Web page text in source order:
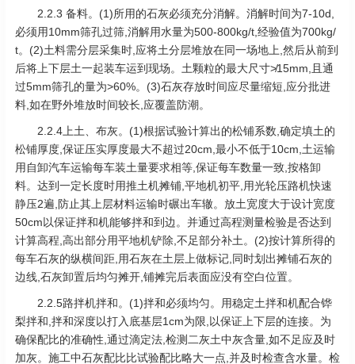
2.2.3 备料。(1)所用的石灰必须充分消解。消解时间为7-10d,
必须用10mm筛孔过筛,消解用水量为500-800kg/t,经验值为700kg/
t。(2)土料需分层采集时,应将土分层堆放在同一场地上,然后从前到
后将上下层土一起装车运到现场。土颗粒的最大尺寸≯15mm,且通
过5mm筛孔的量为>60%。(3)石灰存放时间应尽量缩短,应分批进
料,如在野外堆放时间较长,应覆盖防潮。
2.2.4上土、布灰。(1)根据试验计算出的松铺系数,确定填土的
松铺厚度,保证压实厚度最大不超过20cm,最小不低于10cm,土运输
用自卸汽车运输每车装土量要求相等,保证每车数量一致,按格卸
料。达到一定长度时用推土机摊铺,平地机初平,用光轮压路机快速
静压2遍,防止其上层材料运输时碾出车辙。放土宽度大于设计宽度
50cm以保证拌和机能够拌和到边。并通过高程测量检验是否达到
计算高程,高出部分用平地机铲除,不足部分补土。(2)按计算所得的
每车石灰的纵横间距,用石灰在土层上做标记,同时划出摊铺石灰的
边线,石灰卸置后均匀摊开,铺摊完后表面应没有空白位置。
2.2.5路拌机拌和。(1)拌和必须均匀。用稳定土拌和机配合铧
梨拌和,拌和深度以打入底基层1cm为限,以保证上下层的连接。为
确保配比的准确性,通过滴定法,检测二灰土中灰含量,如不足应及时
加灰。施工中石灰配比比试验配比略大一点,并及时检查含水量。检